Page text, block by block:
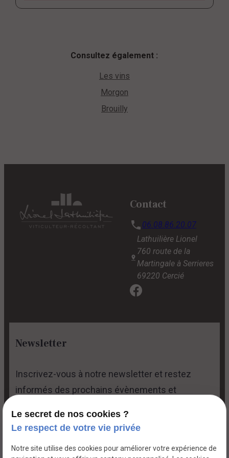
Consultez également :
Les vins
Morgon
Brouilly
Contact
06.08.86.20.07
Lathuilière Lionel
760 route de la
Martingale à Serrieres
69220 Cercié
Newsletter
Inscrivez-vous à notre newsletter et restez
informés des prochains évènements et
Le secret de nos cookies ?
Le respect de votre vie privée
Notre site utilise des cookies pour améliorer votre expérience de